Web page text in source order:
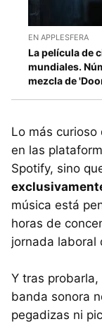
EN APPLESFERA
La película de
mundiales.
mezcla de
Lo más
en las
Spotify, sino
música está
horas de
jornada laboral
Y tras
banda sonora
pegadizas ni